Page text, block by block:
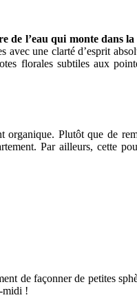
de l’eau qui monte dans
avec une clarté d’esprit
florales subtiles aux
organique. Plutôt que de
Par ailleurs, cette
de façonner de petites
midi !